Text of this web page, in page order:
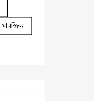
সানস্ক্রিন